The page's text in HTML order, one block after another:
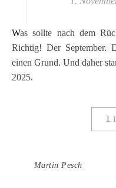
Was sollte nach dem Rückblick August eigentlich kommen?
Richtig! Der September.
einen Grund. Und daher
2025.
Martin Pesch